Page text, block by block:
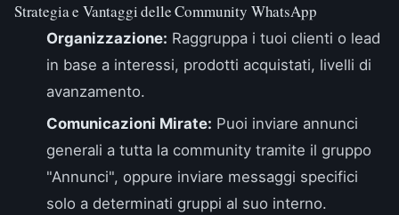
Strategia e Vantaggi delle Community WhatsApp
Organizzazione: Raggruppa i tuoi clienti o lead
in base a interessi, prodotti acquistati, livelli di
avanzamento.
Comunicazioni Mirate: Puoi inviare annunci
generali a tutta la community tramite il gruppo
"Annunci", oppure inviare messaggi specifici
solo a determinati gruppi al suo interno.